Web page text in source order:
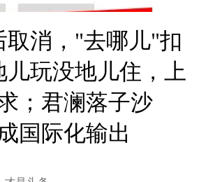
消，"去哪儿"扣
玩没地儿住，上
；君澜落子沙
国际化输出